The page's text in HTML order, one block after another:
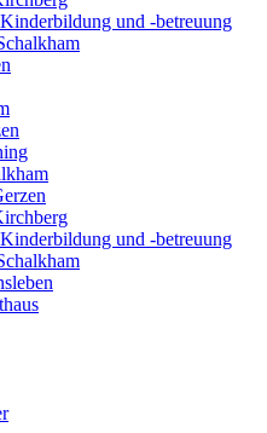
und -betreuung
und -betreuung